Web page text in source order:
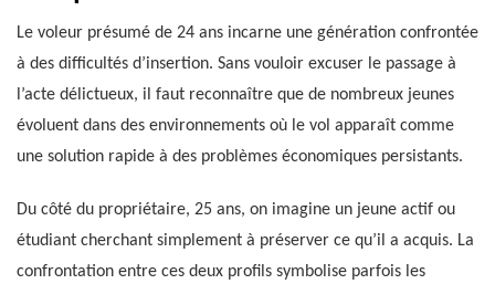
Le voleur présumé de 24 ans incarne une génération confrontée
à des difficultés d’insertion. Sans vouloir excuser le passage à
l’acte délictueux, il faut reconnaître que de nombreux jeunes
évoluent dans des environnements où le vol apparaît comme
une solution rapide à des problèmes économiques persistants.
Du côté du propriétaire, 25 ans, on imagine un jeune actif ou
étudiant cherchant simplement à préserver ce qu’il a acquis. La
confrontation entre ces deux profils symbolise parfois les